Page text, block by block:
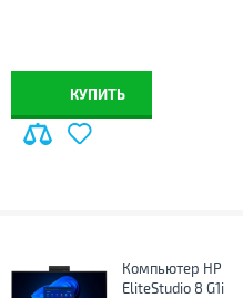
КУПИТЬ
Компьютер HP
EliteStudio 8 G1i